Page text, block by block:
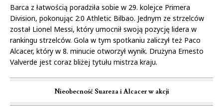
Barca z łatwością poradziła sobie w 29. kolejce Primera
Division, pokonując 2:0 Athletic Bilbao. Jednym ze strzelców
został Lionel Messi, który umocnił swoją pozycję lidera w
rankingu strzelców. Gola w tym spotkaniu zaliczył też Paco
Alcacer, który w 8. minucie otworzył wynik. Drużyna Ernesto
Valverde jest coraz bliżej tytułu mistrza kraju.
Nieobecność Suareza i Alcacer w akcji